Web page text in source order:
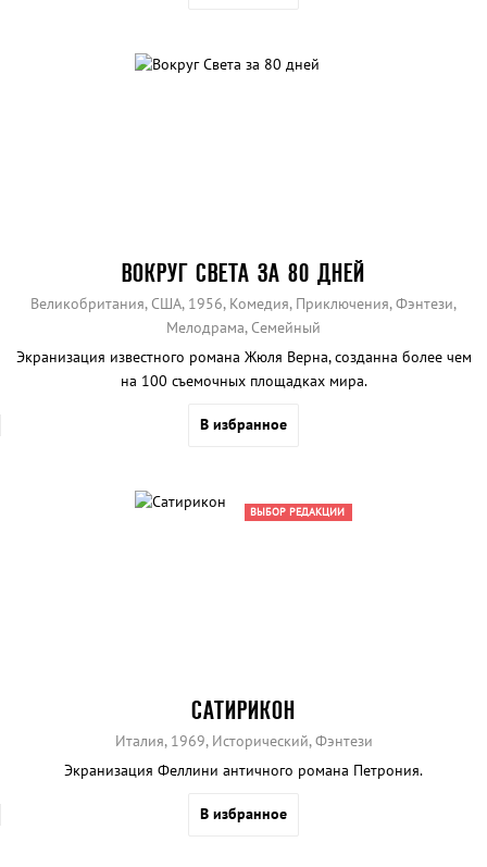
ВОКРУГ СВЕТА ЗА 80 ДНЕЙ
Великобритания, США, 1956, Комедия, Приключения, Фэнтези,
Мелодрама, Семейный
Экранизация известного романа Жюля Верна, созданна более чем
на 100 съемочных площадках мира.
В избранное
ВЫБОР РЕДАКЦИИ
САТИРИКОН
Италия, 1969, Исторический, Фэнтези
Экранизация Феллини античного романа Петрония.
В избранное